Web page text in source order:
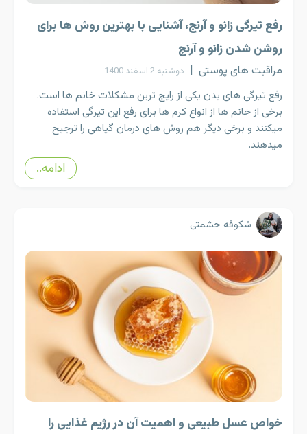
رفع تیرگی زانو و آرنج، آشنایی با بهترین روش ها برای
روشن شدن زانو و آرنج
مراقبت های پوستی | دوشنبه 2 اسفند 1400
رفع تیرگی های بدن یکی از رایج ترین مشکلات خانم ها است.
برخی از خانم ها از انواع کرم ها برای رفع این تیرگی استفاده
میکنند و برخی دیگر هم روش های درمان گیاهی را ترجیح
میدهند.
ادامه..
شکوفه حشمتی
خواص عسل طبیعی و اهمیت آن در رژیم غذایی را